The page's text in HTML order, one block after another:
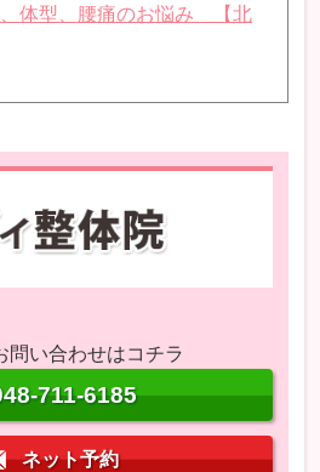
体型、腰痛のお悩み 【北
問い合わせはコチラ
711-6185
ネット予約